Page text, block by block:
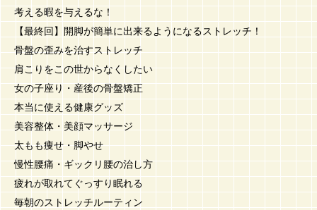
考える暇を与えるな！
【最終回】開脚が簡単に出来るようになるストレッチ！
骨盤の歪みを治すストレッチ
肩こりをこの世からなくしたい
女の子座り・産後の骨盤矯正
本当に使える健康グッズ
美容整体・美顔マッサージ
太もも痩せ・脚やせ
慢性腰痛・ギックリ腰の治し方
疲れが取れてぐっすり眠れる
毎朝のストレッチルーティン